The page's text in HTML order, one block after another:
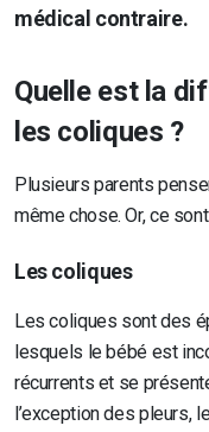
médical contraire.
Quelle est la
les coliques ?
Plusieurs parents
même chose. Or, ce
Les coliques
Les coliques sont des
lesquels le bébé est
récurrents et se
l’exception des pleurs,